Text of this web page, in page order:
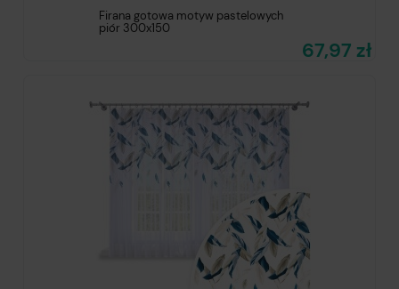
Firana gotowa motyw pastelowych
piór 300x150
67,97 zł